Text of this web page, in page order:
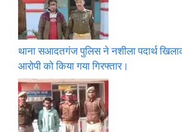
थाना सआदतगंज पुलिस ने नशीला पदार्थ
आरोपी को किया गया गिरफ्तार।